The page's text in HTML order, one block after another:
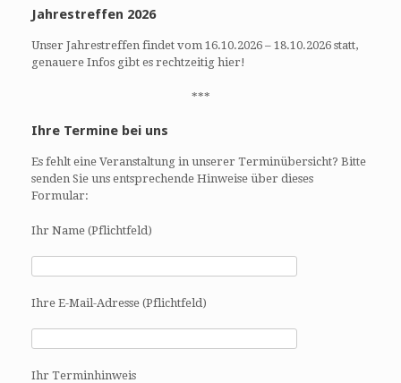
Jahrestreffen 2026
Unser Jahrestreffen findet vom 16.10.2026 – 18.10.2026 statt,
genauere Infos gibt es rechtzeitig hier!
***
Ihre Termine bei uns
Es fehlt eine Veranstaltung in unserer Terminübersicht? Bitte
senden Sie uns entsprechende Hinweise über dieses
Formular:
Ihr Name (Pflichtfeld)
Ihre E-Mail-Adresse (Pflichtfeld)
Ihr Terminhinweis